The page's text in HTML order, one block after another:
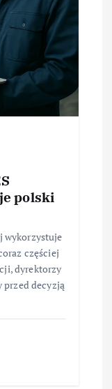
polski
wykorzystuje
częściej
dyrektorzy
przed decyzją